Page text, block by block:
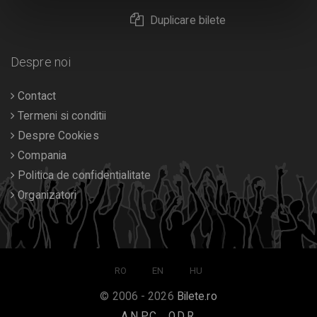
Duplicare bilete
Despre noi
Contact
Termeni si conditii
Despre Cookies
Compania
Politica de confidentialitate
Organizatori
RO EN HU
© 2006 - 2026 Bilete.ro